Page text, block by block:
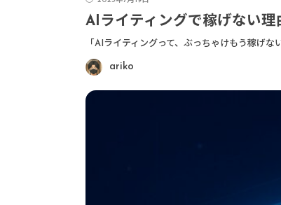
AIライティングで稼げない
「AIライティングって、ぶっちゃけもう稼げ
ariko